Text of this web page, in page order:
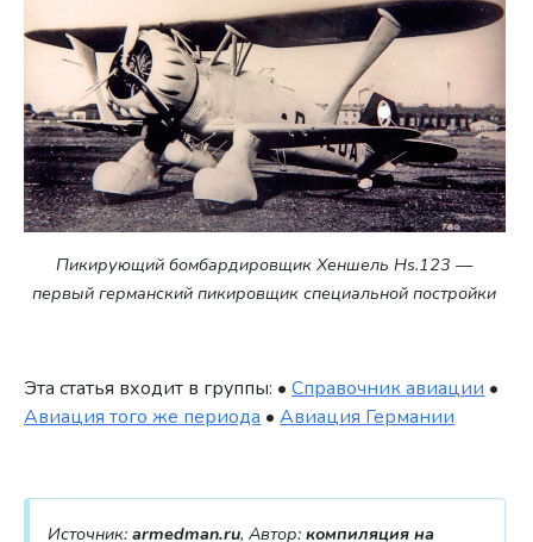
Пикирующий бомбардировщик Хеншель Hs.123 —
первый германский пикировщик специальной постройки
Эта статья входит в группы: •Справочник авиации •
Авиация того же периода •Авиация Германии
Источник: armedman.ru, Автор: компиляция на